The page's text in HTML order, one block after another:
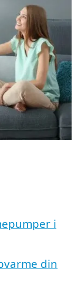
i
din